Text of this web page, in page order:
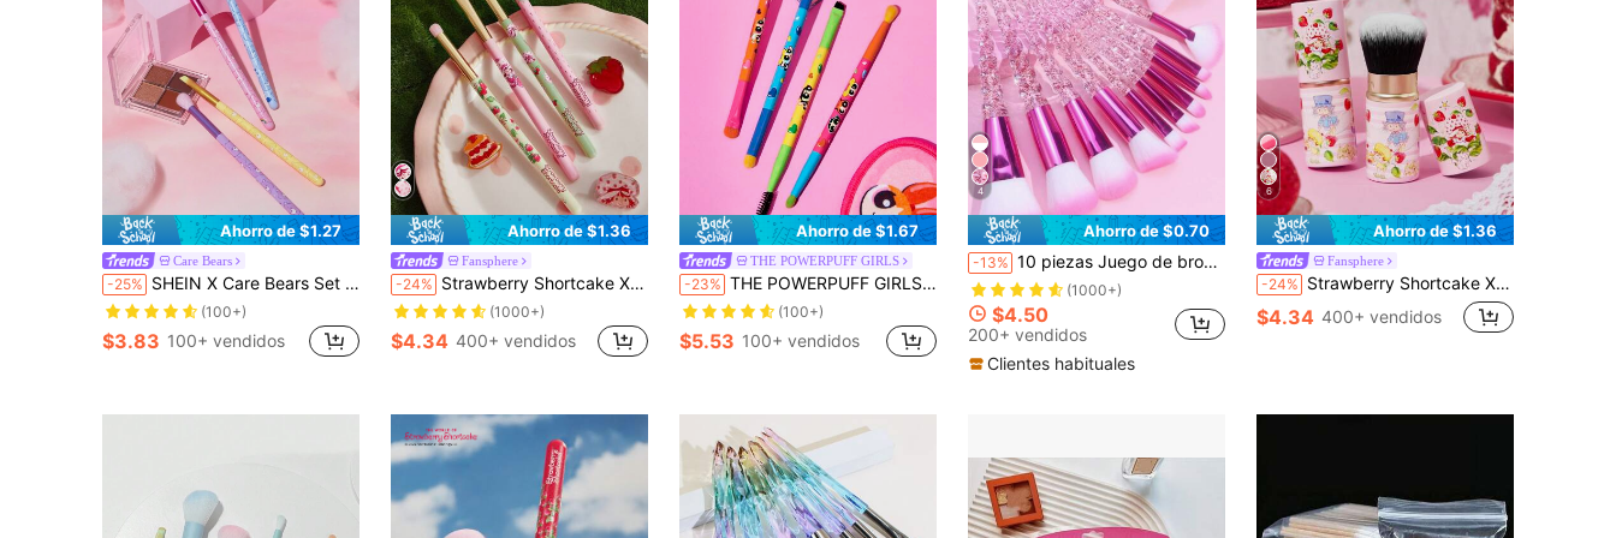
Ahorro de $1.27
Care Bears
-25% SHEIN X Care Bears Set de 4 brochas de maquillaje con forma de corazón, que incluye Cheer Bear, Funshine Bear, Bear y Share Bear
(100+)
$3.83 100+ vendidos
Ahorro de $1.36
Fansphere
-24% Strawberry Shortcake X SHEIN Set de 4 piezas de brochas de maquillaje de ojos con diseños de personajes de dibujos animados, fresas y encaje, ideas de regalo para primavera/verano
(1000+)
$4.34 400+ vendidos
Ahorro de $1.67
THE POWERPUFF GIRLS
-23% THE POWERPUFF GIRLS X SHEIN Juego de 4 piezas de brochas de maquillaje con diseño de figura de dibujos animados Blossom, Bubbles, Buttercup y corazón, estilo Y2K
(100+)
$5.53 100+ vendidos
4
Ahorro de $0.70
-13% 10 piezas Juego de brochas de maquillaje profesional + 2 borlas de polvo, incluyendo brocha para BB cream, brocha para rubor, brocha para polvo suelto y brocha para sombra de ojos, rosa/rojo rosa, juego completo de herramientas de maquillaje, juego de brochas, kit de brochas de maquillaje, juego de brochas de maquillaje, juego de maquillaje completo, juego de brochas de maquillaje, kit de maquillaje completo, kit de brochas, juego de brochas de maquillaje, juego de regalo de maquillaje, obsequios, brochas de maquillaje profesionales, juego de maquillaje completo
(1000+)
$4.50
200+ vendidos
Clientes habituales
6
Ahorro de $1.36
Fansphere
-24% Strawberry Shortcake X SHEIN 1 pieza Cepillo retráctil de polvo con diseño de fresa de dibujos animados, diseño portátil para coordinar con cosméticos en polvo como polvos compactos y rubor, ideas de regalo, Día de San Valentín, verano/primavera, vacaciones
$4.34 400+ vendidos